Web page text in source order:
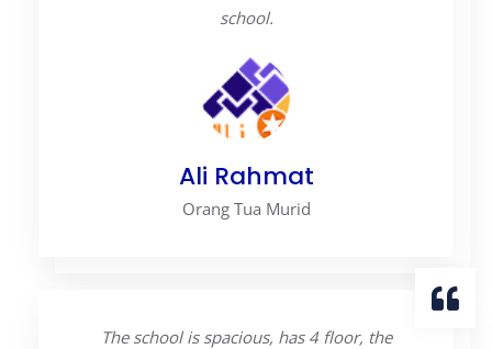
school.
Ali Rahmat
Orang Tua Murid
The school is spacious, has 4 floor, the